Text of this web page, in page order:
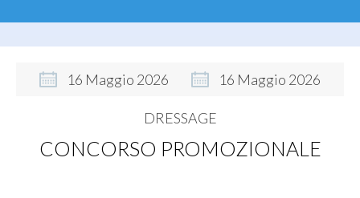
16 Maggio 2026 16 Maggio 2026
CONCORSO PROMOZIONALE
DRESSAGE